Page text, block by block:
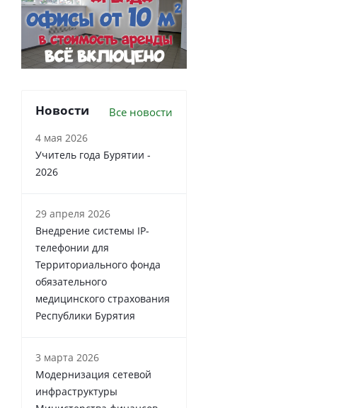
Новости Все новости
4 мая 2026
Учитель года Бурятии -
2026
29 апреля 2026
Внедрение системы IP-
телефонии для
Территориального фонда
обязательного
медицинского страхования
Республики Бурятия
3 марта 2026
Модернизация сетевой
инфраструктуры